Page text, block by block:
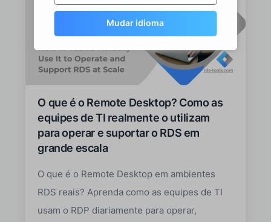
Mudar idioma
O que é o Remote Desktop? Como as
equipes de TI realmente o utilizam
para operar e suportar o RDS em
grande escala
O que é o Remote Desktop em ambientes
RDS reais? Aprenda como as equipes de TI
usam o RDP diariamente para operar,